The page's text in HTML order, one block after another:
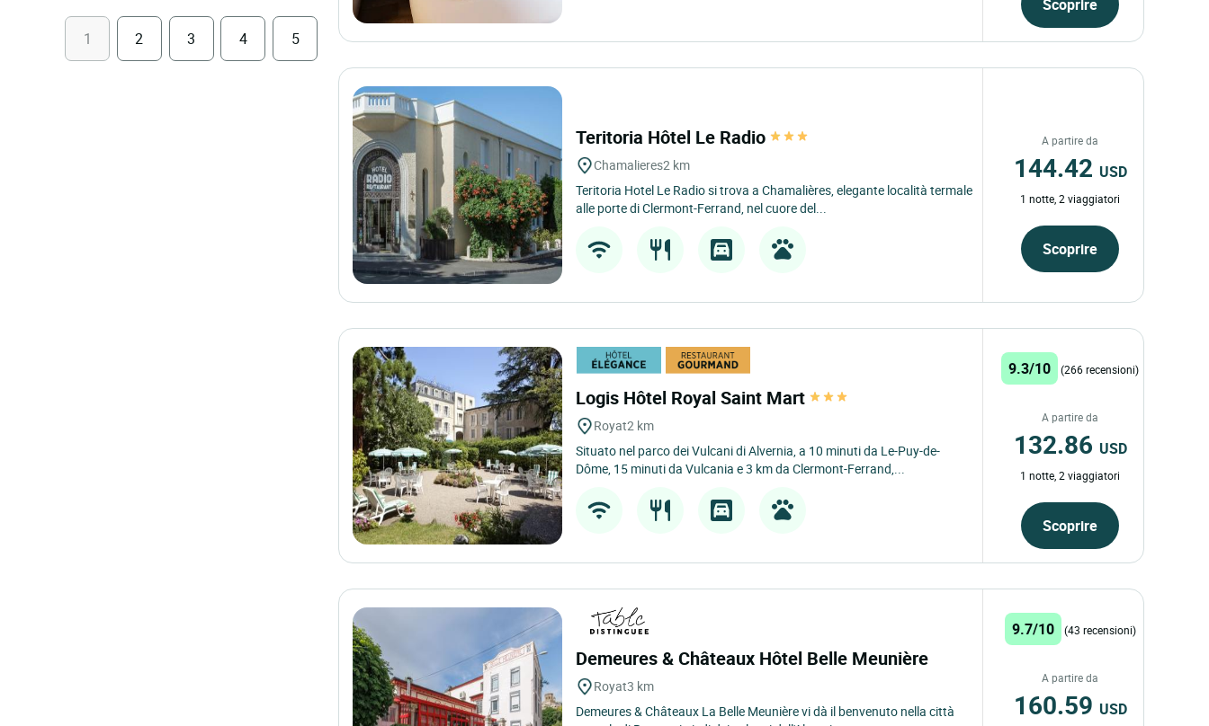
1 2 3 4 5
Scoprire
Teritoria Hôtel Le Radio
Chamalieres2 km
Teritoria Hotel Le Radio si trova a Chamalières, elegante località termale
alle porte di Clermont-Ferrand, nel cuore del...
A partire da
144.42 USD
1 notte, 2 viaggiatori
Scoprire
Logis Hôtel Royal Saint Mart
Royat2 km
Situato nel parco dei Vulcani di Alvernia, a 10 minuti da Le-Puy-de-
Dôme, 15 minuti da Vulcania e 3 km da Clermont-Ferrand,...
9.3/10 (266 recensioni)
A partire da
132.86 USD
1 notte, 2 viaggiatori
Scoprire
Demeures & Châteaux Hôtel Belle Meunière
Royat3 km
Demeures & Châteaux La Belle Meunière vi dà il benvenuto nella città
9.7/10 (43 recensioni)
A partire da
160.59 USD